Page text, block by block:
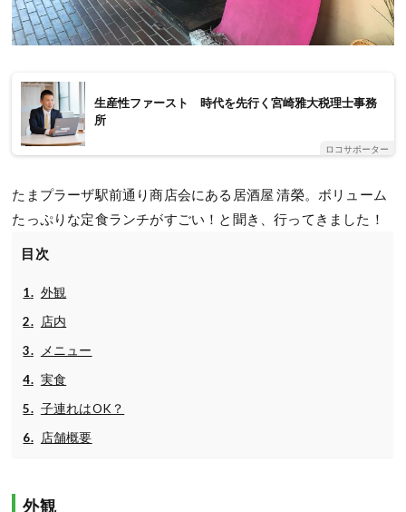
生産性ファースト 時代を先行く宮崎雅大税理士事務
所
ロコサポーター
たまプラーザ駅前通り商店会にある居酒屋 清榮。ボリューム
たっぷりな定食ランチがすごい！と聞き、行ってきました！
目次
外観
店内
メニュー
実食
子連れはOK？
店舗概要
外観